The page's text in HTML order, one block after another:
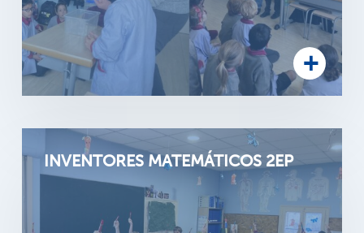
INVENTORES MATEMÁTICOS 2EP